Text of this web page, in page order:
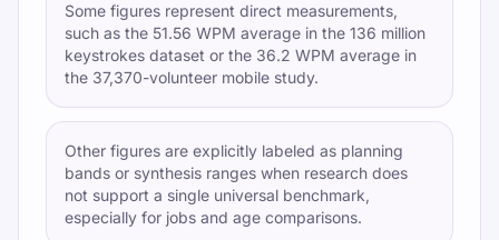
Some figures represent direct measurements,
such as the 51.56 WPM average in the 136 million
keystrokes dataset or the 36.2 WPM average in
the 37,370-volunteer mobile study.
Other figures are explicitly labeled as planning
bands or synthesis ranges when research does
not support a single universal benchmark,
especially for jobs and age comparisons.